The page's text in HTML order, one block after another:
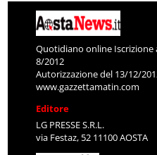
Quotidiano online Iscrizione
8/2012
Autorizzazione del 13/12/
www.gazzettamatin.com
Editore
LG PRESSE S.R.L.
via Festaz, 52 11100 AOSTA